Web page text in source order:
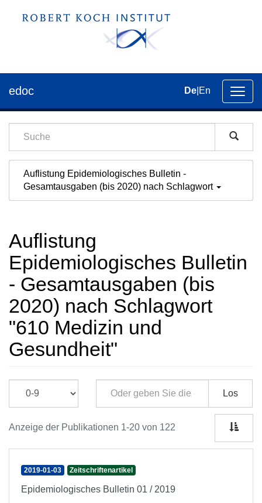
der
edoc De En
Auflistung Epidemiologisches Bulletin -
Gesamtausgaben (bis 2020) nach Schlagwort
Auflistung
Epidemiologisches Bulletin
- Gesamtausgaben (bis
2020) nach Schlagwort
"610 Medizin und
Gesundheit"
Los
Anzeige der Publikationen 1-20 von 122
2019-01-03 Zeitschriftenartikel
Epidemiologisches Bulletin 01 / 2019